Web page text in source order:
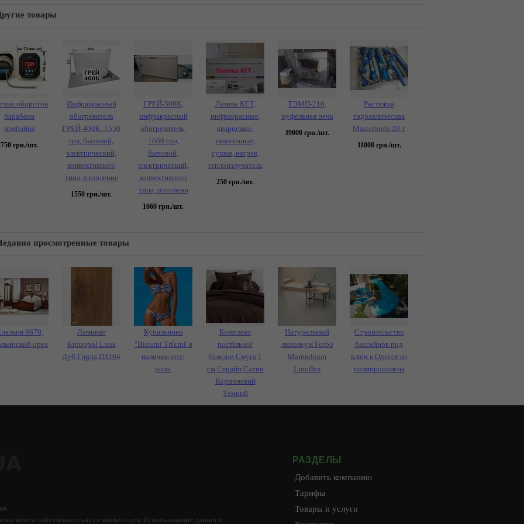
товары
оборотов
барабана
комбайна
750 грн./шт.
Инфракрасный
обогреватель
ГРЕЙ-400К, 1550
грв, бытовой,
электрический,
конвективного
типа, отопление
1550 грн./шт.
ГРЕЙ-500К,
инфракрасный
обогреватель,
1660 грн,
бытовой,
электрический,
конвективного
типа, отоплени
1660 грн./шт.
Лампы КГТ,
инфракрасные,
кварцевые,
галогенные,
сушка, нагрев,
теплоизлучатель
250 грн./шт.
ТЭМП-216,
муфельная печь
39000 грн./шт.
Растяжка
гидравлическая
Mastertools 20 т
11000грн./шт.
просмотренные товары
8670,
орех
Ламинат
Kronopol Luna
Дуб Гарда D3104
Купальники
"Biquini Trikini' в
наличии опт/
розн.
Комплект
постільної
білизни Смуга 1
см Страйп Сатин
Коричневий
Темний
Натуральный
линолеум Forbo
Marmoleum
Linoflex
Строительство
бассейнов под
ключ в Одессе из
полипропилена
собственностью их владельцев. Использование данного
РАЗДЕЛЫ
Добавить компанию
Тарифы
Товары и услуги